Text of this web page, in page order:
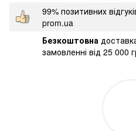
99% позитивних
prom.ua
Безкоштовна
замовленні від 25 000